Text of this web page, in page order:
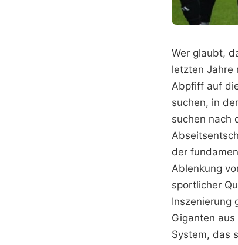
Wer glaubt,
letzten Jahre
Abpfiff auf
suchen, in
suchen nach
der
Ablenkung
sportlicher
Inszenierung
Giganten
System, das